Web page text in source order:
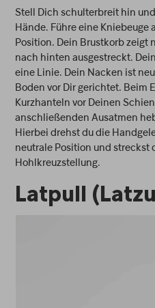
Stell Dich schulterbreit hin
Hände. Führe eine Kniebeuge
Position. Dein Brustkorb zeigt
nach hinten ausgestreckt.
eine Linie. Dein Nacken ist
Boden vor Dir gerichtet. Beim
Kurzhanteln vor Deinen
anschließenden Ausatmen
Hierbei drehst du die
neutrale Position und streckst
Hohlkreuzstellung.
Latpull